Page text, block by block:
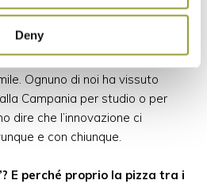
Deny
ma sono ormai tanti anni che
con Casa Surace e lì ho capito
più a Sud di noi. La vita dei
Ognuno di noi ha vissuto
Campania per studio o per
dire che l’innovazione ci
e con chiunque.
E perché proprio la pizza tra i